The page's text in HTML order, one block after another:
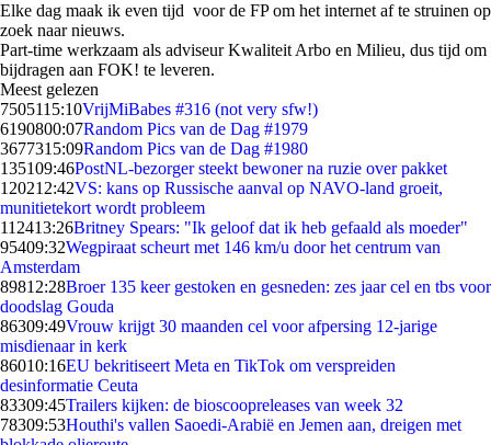
Elke dag maak ik even tijd voor de FP om het internet af te struinen op
zoek naar nieuws.
Part-time werkzaam als adviseur Kwaliteit Arbo en Milieu, dus tijd om
bijdragen aan FOK! te leveren.
Meest gelezen
7505115:10VrijMiBabes #316 (not very sfw!)
6190800:07Random Pics van de Dag #1979
3677315:09Random Pics van de Dag #1980
135109:46PostNL-bezorger steekt bewoner na ruzie over pakket
120212:42VS: kans op Russische aanval op NAVO-land groeit,
munitietekort wordt probleem
112413:26Britney Spears: "Ik geloof dat ik heb gefaald als moeder"
95409:32Wegpiraat scheurt met 146 km/u door het centrum van
Amsterdam
89812:28Broer 135 keer gestoken en gesneden: zes jaar cel en tbs voor
doodslag Gouda
86309:49Vrouw krijgt 30 maanden cel voor afpersing 12-jarige
misdienaar in kerk
86010:16EU bekritiseert Meta en TikTok om verspreiden
desinformatie Ceuta
83309:45Trailers kijken: de bioscoopreleases van week 32
78309:53Houthi's vallen Saoedi-Arabië en Jemen aan, dreigen met